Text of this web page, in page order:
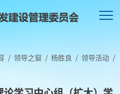
/ 领导之窗 / 杨胜良 / 领导活动 /